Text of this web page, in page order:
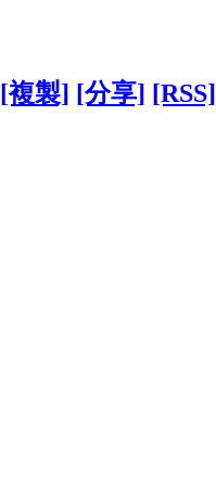
[複製] [分享] [RSS]